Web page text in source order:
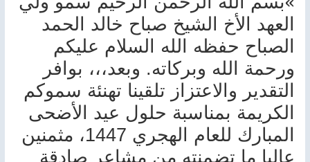
العهد الأخ الشيخ صباح خالد الحمد
الصباح حفظه الله السلام عليكم
ورحمة الله وبركاته. وبعد،،، بوافر
التقدير والاعتزاز تلقينا تهنئة سموكم
الكريمة بمناسبة حلول عيد الأضحى
المبارك للعام الهجري 1447، مثمنين
عاليا ما تضمنته من مشاعر صادقة